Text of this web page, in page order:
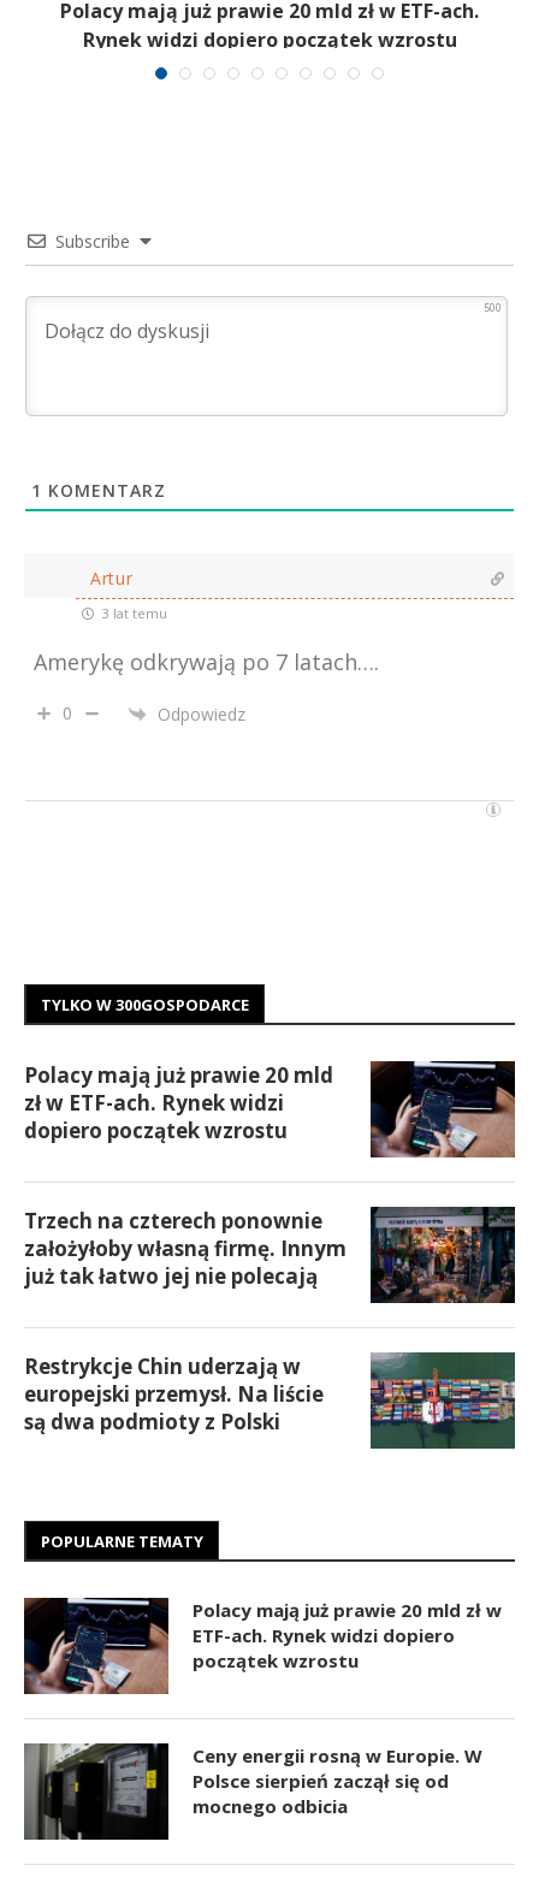
Polacy mają już prawie 20 mld zł w ETF-ach.
Rynek widzi dopiero początek wzrostu
Subscribe
500
1 KOMENTARZ
Artur
3 lat temu
Amerykę odkrywają po 7 latach….
0 Odpowiedz
TYLKO W 300GOSPODARCE
Polacy mają już prawie 20 mld
zł w ETF-ach. Rynek widzi
dopiero początek wzrostu
Trzech na czterech ponownie
założyłoby własną firmę. Innym
już tak łatwo jej nie polecają
Restrykcje Chin uderzają w
europejski przemysł. Na liście
są dwa podmioty z Polski
POPULARNE TEMATY
Polacy mają już prawie 20 mld zł w
ETF-ach. Rynek widzi dopiero
początek wzrostu
Ceny energii rosną w Europie. W
Polsce sierpień zaczął się od
mocnego odbicia